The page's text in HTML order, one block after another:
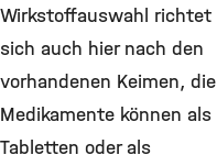
Wirkstoffauswahl richtet
sich auch hier nach den
vorhandenen Keimen, die
Medikamente können als
Tabletten oder als